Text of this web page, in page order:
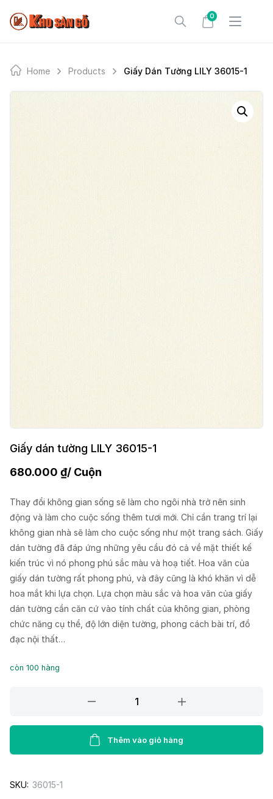
0
Home Products Giấy Dán Tường LILY 36015-1
Giấy dán tường LILY 36015-1
680.000 ₫/ Cuộn
Thay đổi không gian sống sẽ làm cho ngôi nhà trở nên sinh
động và làm cho cuộc sống thêm tươi mới. Chỉ cần trang trí lại
không gian nhà sẽ làm cho cuộc sống như một trang sách. Giấy
dán tường đã đáp ứng những yêu cầu đó cả về mặt thiết kế
kiến trúc vì nó phong phú sắc màu và hoạ tiết. Hoa văn của
giấy dán tường rất phong phú, và đây cũng là khó khăn vì dễ
hoa mắt khi lựa chọn. Lựa chọn màu sắc và hoa văn của giấy
dán tường cần căn cứ vào tính chất của không gian, phòng
chức năng cụ thể, độ lớn diện tường, phong cách bài trí, đồ
đạc nội thất…
còn 100 hàng
tường
36015-
quantity
Thêm vào giỏ hàng
SKU: 36015-1